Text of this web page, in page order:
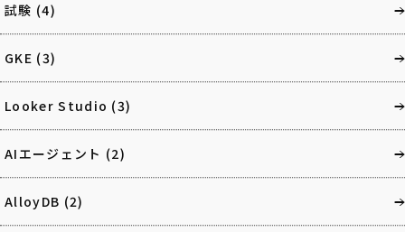
試験 (4)
GKE (3)
Looker Studio (3)
AIエージェント (2)
AlloyDB (2)